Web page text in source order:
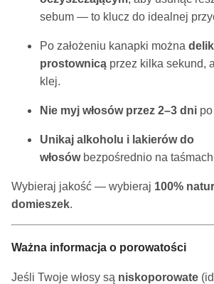
sebum — to klucz do idealnej
Po założeniu kanapki można
prostownicą przez kilka sekund,
klej.
Nie myj włosów przez 2–3 dni
Unikaj alkoholu i lakierów do
włosówbezpośrednio na
Wybieraj jakość — wybieraj 100%
domieszek.
Ważna informacja o porowatości
Jeśli Twoje włosy są niskoporowate